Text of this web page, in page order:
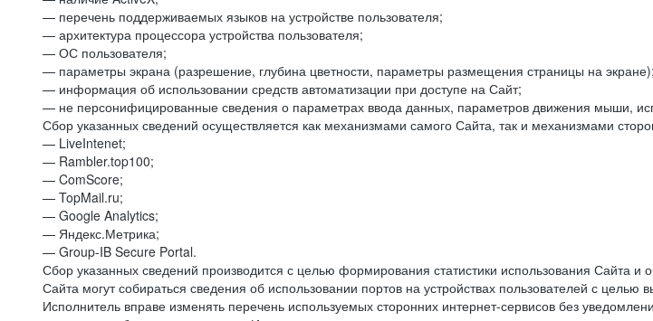
— перечень поддерживаемых языков на устройстве пользователя;
— архитектура процессора устройства пользователя;
— ОС пользователя;
— параметры экрана (разрешение, глубина цветности, параметры размещения страницы на экране);
— информация об использовании средств автоматизации при доступе на Сайт;
— не персонифицированные сведения о параметрах ввода данных, параметров движения мыши,
Сбор указанных сведений осуществляется как механизмами самого Сайта, так и механизмами
— LiveIntenet;
— Rambler.top100;
— ComScore;
— TopMail.ru;
— Google Analytics;
— Яндекс.Метрика;
— Group-IB Secure Portal.
Сбор указанных сведений производится с целью формирования статистики использования Сайта
Сайта могут собираться сведения об использовании портов на устройствах пользователей с
Исполнитель вправе изменять перечень используемых сторонних интернет-сервисов без